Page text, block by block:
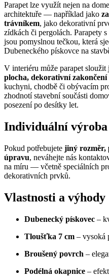
Parapet lze využít nejen na
architektuře — například jako
trávníkem, jako dekorativní
zídkách či pergolách. Parapety
jsou pomyslnou tečkou, která
Dubeneckého pískovce na
V interiéru může parapet sloužit
plocha, dekorativní zakončení
kuchyni, chodbě či obývacím
zhodnotí stavební součásti
posezení po desítky let.
Individuální výroba
Pokud potřebujete jiný rozměr,
úpravu, neváhejte nás
na míru — včetně speciálních
dekorativních prvků.
Vlastnosti a výhody
Dubenecký pískovec –
Tloušťka 7 cm – vysoká
Broušený povrch –
Podélná okapnice –